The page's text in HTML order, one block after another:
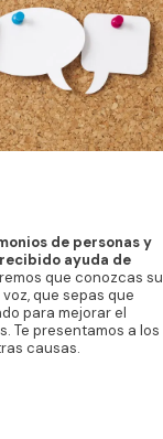
de personas y
ayuda de
que conozcas su
que sepas que
para mejorar el
Te presentamos a los
causas.